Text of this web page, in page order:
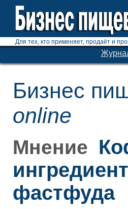
Для тех, кто применяет, продаёт и
Бизнес
online
Мнение
фастфуда